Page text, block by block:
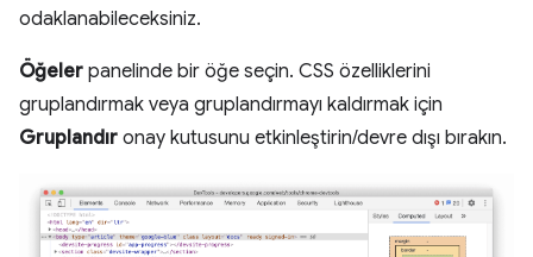
odaklanabileceksiniz.
Öğeler panelinde bir öğe seçin. CSS özelliklerini
gruplandırmak veya gruplandırmayı kaldırmak için
Gruplandır onay kutusunu etkinleştirin/devre dışı bırakın.